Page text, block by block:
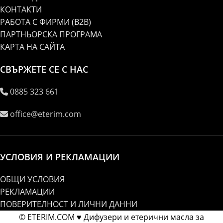
КОНТАКТИ
РАБОТА С ФИРМИ (B2B)
ПАРТНЬОРСКА ПРОГРАМА
КАРТА НА САЙТА
СВЪРЖЕТЕ СЕ С НАС
0885 323 661
office@eterim.com
УСЛОВИЯ И РЕКЛАМАЦИИ
ОБЩИ УСЛОВИЯ
РЕКЛАМАЦИИ
ПОВЕРИТЕЛНОСТ И ЛИЧНИ ДАННИ
© ETERIM.COM ♥ Дифузери и етерични масла за